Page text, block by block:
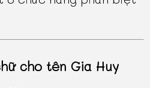
cho tên Gia Huy